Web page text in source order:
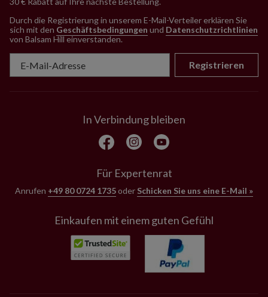
Durch die Registrierung in unserem E-Mail-Verteiler erklären Sie
sich mit den Geschäftsbedingungen und Datenschutzrichtlinien
von Balsam Hill einverstanden.
Registrieren
In Verbindung bleiben
Für Expertenrat
Anrufen +49 80 0724 1735oder Schicken Sie uns eine E-Mail »
Einkaufen mit einem guten Gefühl